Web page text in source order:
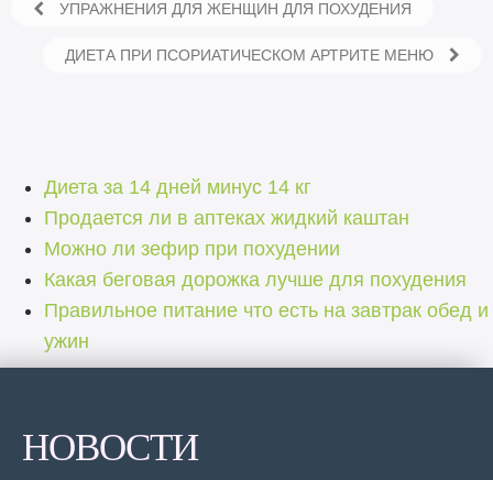
УПРАЖНЕНИЯ ДЛЯ ЖЕНЩИН ДЛЯ ПОХУДЕНИЯ
ДИЕТА ПРИ ПСОРИАТИЧЕСКОМ АРТРИТЕ МЕНЮ
Диета за 14 дней минус 14 кг
Продается ли в аптеках жидкий каштан
Можно ли зефир при похудении
Какая беговая дорожка лучше для похудения
Правильное питание что есть на завтрак обед и
ужин
НОВОСТИ